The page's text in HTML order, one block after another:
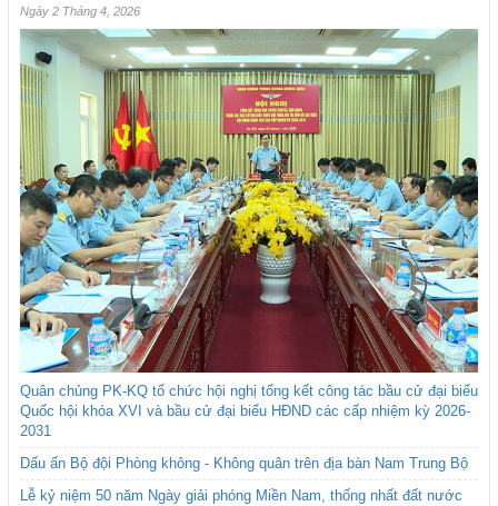
Ngày 2 Tháng 4, 2026
Quân chủng PK-KQ tổ chức hội nghị tổng kết công tác bầu cử đại biểu
Quốc hội khóa XVI và bầu cử đại biểu HĐND các cấp nhiệm kỳ 2026-
2031
Dấu ấn Bộ đội Phòng không - Không quân trên địa bàn Nam Trung Bộ
Lễ kỷ niệm 50 năm Ngày giải phóng Miền Nam, thống nhất đất nước